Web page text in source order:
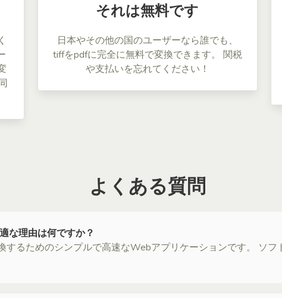
それは無料です
日本やその他の国のユーザーなら誰でも、
tiffをpdfに完全に無料で変換できます。 関税
や支払いを忘れてください！
よくある質問
な理由は何ですか？
るためのシンプルで高速なWebアプリケーションです。 ソフ